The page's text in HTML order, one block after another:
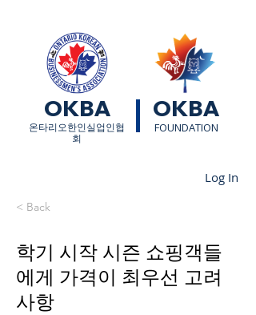
OKBA OKBA
​온타리오한인실업인협
회
FOUNDATION
Log In
< Back
학기 시작 시즌 쇼핑객들
에게 가격이 최우선 고려
사항